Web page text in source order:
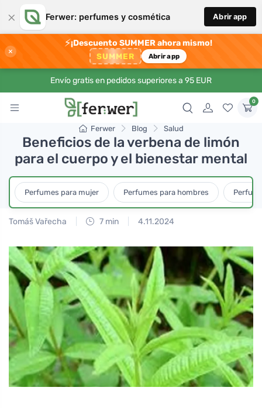
× Ferwer: perfumes y cosmética Abrir app
×
⚡¡Descuento SUMMER ahora mismo!
SUMMER Abrir app
Envío gratis en pedidos superiores a 95 EUR
0
Ferwer Blog Salud
Beneficios de la verbena de limón
para el cuerpo y el bienestar mental
Perfumes para mujer Perfumes para hombres
Tomáš Vařecha 7 min 4.11.2024